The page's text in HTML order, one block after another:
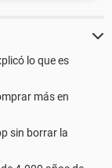
lo que es
más en
sin borrar la